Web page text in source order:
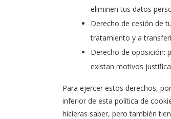
eliminen tus datos
Derecho de cesión de
tratamiento y a
Derecho de oposición:
existan motivos
Para ejercer estos derechos,
inferior de esta política de
hicieras saber, pero también